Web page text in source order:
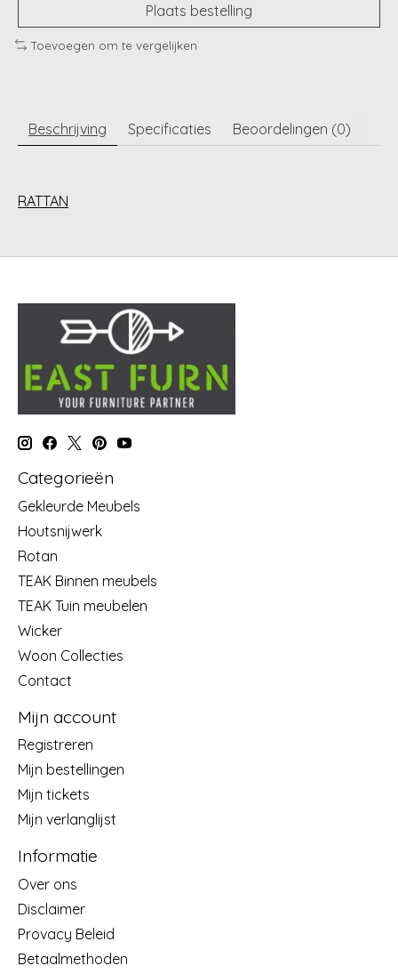
Plaats bestelling
Toevoegen om te vergelijken
Beschrijving Specificaties Beoordelingen (0)
RATTAN
Categorieën
Gekleurde Meubels
Houtsnijwerk
Rotan
TEAK Binnen meubels
TEAK Tuin meubelen
Wicker
Woon Collecties
Contact
Mijn account
Registreren
Mijn bestellingen
Mijn tickets
Mijn verlanglijst
Informatie
Over ons
Disclaimer
Provacy Beleid
Betaalmethoden